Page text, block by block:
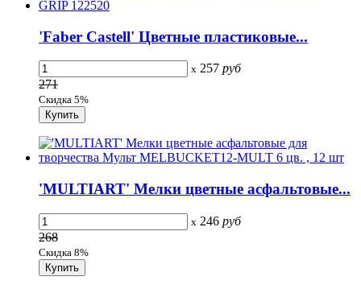
'Faber Castell' Цветные пластиковые...
x 257 руб
271
Скидка 5%
'MULTIART' Мелки цветные асфальтовые...
x 246 руб
268
Скидка 8%